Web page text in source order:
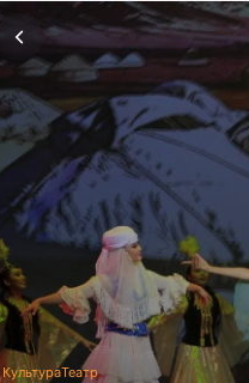
КультураТеатр